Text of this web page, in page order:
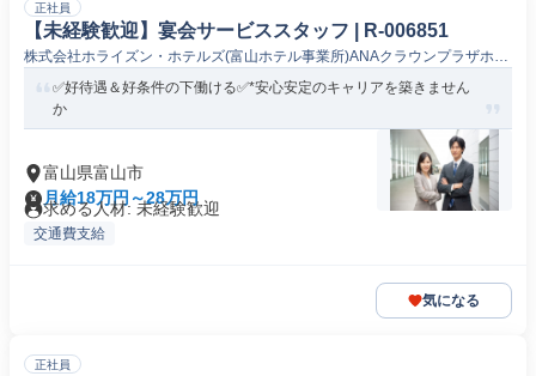
正社員
【未経験歓迎】宴会サービススタッフ | R-006851
株式会社ホライズン・ホテルズ(富山ホテル事業所)ANAクラウンプラザホテ
ル富山
✅好待遇＆好条件の下働ける✅*安心安定のキャリアを築きません
か
富山県富山市
月給18万円～28万円
求める人材: 未経験歓迎
交通費支給
気になる
正社員